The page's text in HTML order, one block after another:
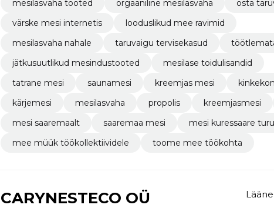
mesilasvaha tooted
orgaaniline mesilasvaha
osta
värske mesi internetis
looduslikud mee ravimid
mesilasvaha nahale
taruvaigu tervisekasud
jätkusuutlikud mesindustooted
mesilase toidulisandid
tatrane mesi
saunamesi kreemjas mesi
kärjemesi
mesilasvaha propolis kreemjasmesi
mesi saaremaalt
saaremaa mesi
mesi kuressaare
mee müük töökollektiividele
toome mee töökohta
CARYNESTECO OÜ